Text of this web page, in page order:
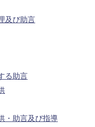
及び助言
る助言
・助言及び指導